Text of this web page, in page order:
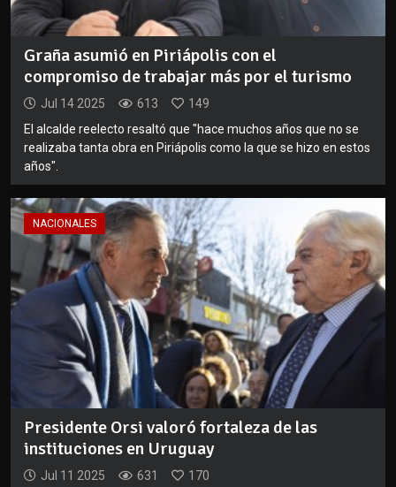
Graña asumió en Piriápolis con el
compromiso de trabajar más por el turismo
Jul 14 2025 613
149
El alcalde reelecto resaltó que "hace muchos años que no se
realizaba tanta obra en Piriápolis como la que se hizo en estos
años".
NACIONALES
Presidente Orsi valoró fortaleza de las
instituciones en Uruguay
Jul 11 2025 631
170